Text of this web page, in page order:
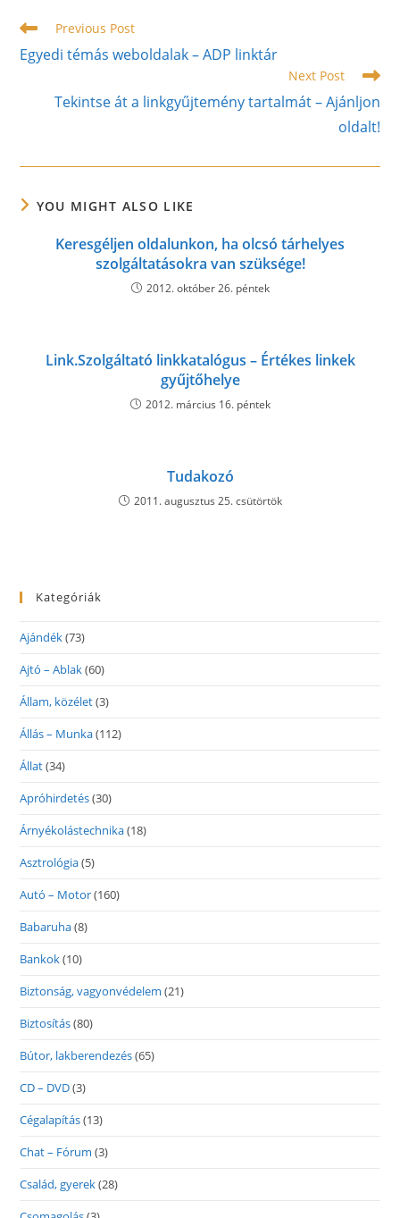
Read
articles
Previous Post
Egyedi témás weboldalak – ADP linktár
Next Post
Tekintse át a linkgyűjtemény tartalmát – Ajánljon
oldalt!
YOU MIGHT ALSO LIKE
Keresgéljen oldalunkon, ha olcsó tárhelyes
szolgáltatásokra van szüksége!
2012. október 26. péntek
Link.Szolgáltató linkkatalógus – Értékes linkek
gyűjtőhelye
2012. március 16. péntek
Tudakozó
2011. augusztus 25. csütörtök
Kategóriák
Ajándék(73)
Ajtó – Ablak(60)
Állam, közélet(3)
Állás – Munka(112)
Állat(34)
Apróhirdetés(30)
Árnyékolástechnika(18)
Asztrológia(5)
Autó – Motor(160)
Babaruha(8)
Bankok(10)
Biztonság, vagyonvédelem (21)
Biztosítás(80)
Bútor, lakberendezés(65)
CD – DVD(3)
Cégalapítás(13)
Chat – Fórum (3)
Család, gyerek(28)